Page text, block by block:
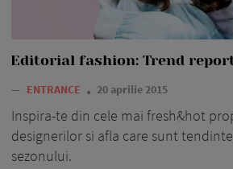
Editorial fashion: Trend
— ENTRANCE 20 aprilie 2015
Inspira-te din cele mai fresh&hot
designerilor si afla care sunt
sezonului.